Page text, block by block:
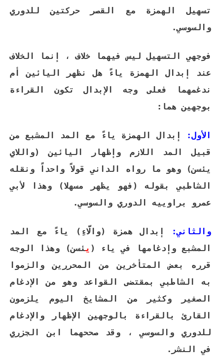
تسهيل الهمزة مع القصر حركتين للدوري
والسوسي.
فوجهي التسهيل ليس فيهما خلاف ، إنما الخلاف
عند إبدال الهمزة ياءً هل نظهر اليائين أم
ندغمهما فعلى وجه الإبدال تكون القراءة
بوجهين هما:
الأول:
إبدال الهمزة ياءً مع المد المشبع من
قبيل المد اللازم وإظهار اليائين (واللاي
يئسن) وهو ما رواه الداني قولاً واحداً ونقله
الشاطبي بقوله (فهو يظهر مسهلا) وهذا لأبي
عمرو براوييه الدوري والسوسي.
والثاني:
إبدال همزة (والَّاءِ) ياءً مع المد
المشبع وإدغامها في ياء ( يئسن) وهذا الوجه
قرره بعض المتأخرين من المحررين والزموا
به الشاطبي بمقتضى القواعد وهو من الإدغام
الصغير وكثير من المشايخ اليوم يلزمون
القارئ بالقراءة بالوجهين الإظهار والإدغام
للدوري والسوسي ، وقد صححهما ابن الجزري
في النشر.